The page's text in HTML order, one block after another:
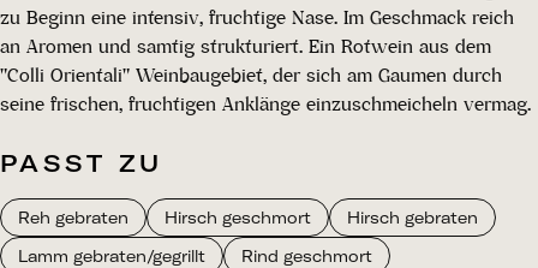
zu Beginn eine intensiv, fruchtige Nase. Im Geschmack reich
an Aromen und samtig strukturiert. Ein Rotwein aus dem
"Colli Orientali" Weinbaugebiet, der sich am Gaumen durch
seine frischen, fruchtigen Anklänge einzuschmeicheln vermag.
PASST ZU
Reh gebraten Hirsch geschmort
Hirsch gebraten
Lamm gebraten/gegrillt
Rind geschmort